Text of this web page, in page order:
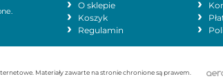
O sklepie
Koszyk
Regulamin
Materiały zawarte na stronie chronione są prawem.